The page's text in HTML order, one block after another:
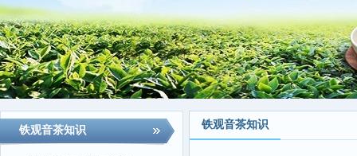
铁观音茶知识 铁观音茶知识